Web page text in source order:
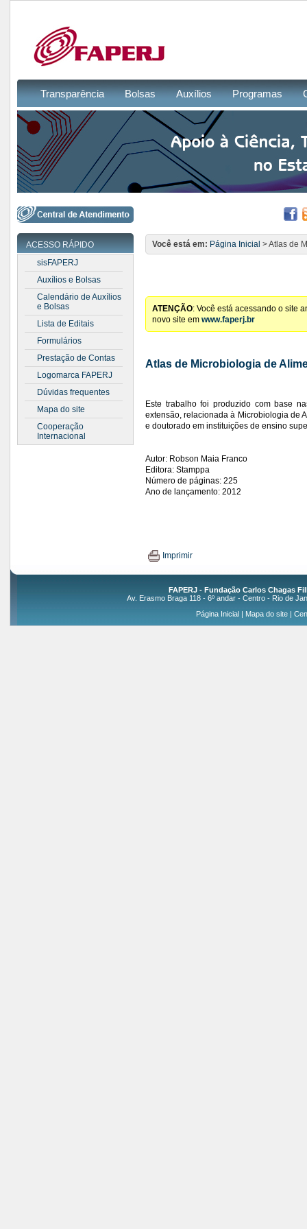
Transparência Bolsas Auxílios Programas
ACESSO RÁPIDO
sisFAPERJ
Auxílios e Bolsas
Calendário de Auxílios
e Bolsas
Lista de Editais
Formulários
Prestação de Contas
Logomarca FAPERJ
Dúvidas frequentes
Mapa do site
Cooperação
Internacional
Você está em: Página Inicial > Atlas de
ATENÇÃO: Você está acessando o site
novo site em www.faperj.br
Atlas de Microbiologia de
Este trabalho foi produzido com base
extensão, relacionada à Microbiologia de
e doutorado em instituições de ensino
Autor: Robson Maia Franco
Editora: Stamppa
Número de páginas: 225
Ano de lançamento: 2012
Imprimir
FAPERJ - Fundação Carlos Chagas
Av. Erasmo Braga 118 - 6º andar - Centro - Rio de
Página Inicial| Mapa do site|